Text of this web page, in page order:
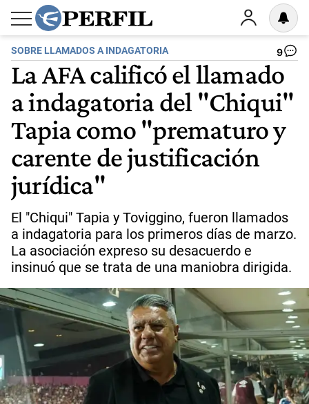
SOBRE LLAMADOS A INDAGATORIA 9
La AFA calificó el llamado
a indagatoria del "Chiqui"
Tapia como "prematuro y
carente de justificación
jurídica"
El "Chiqui" Tapia y Toviggino, fueron llamados
a indagatoria para los primeros días de marzo.
La asociación expreso su desacuerdo e
insinuó que se trata de una maniobra dirigida.